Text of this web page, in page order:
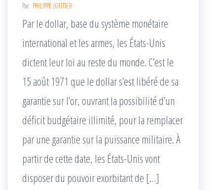
Par PHILIPPE JOUTIER
Par le dollar, base du système monétaire
international et les armes, les États-Unis
dictent leur loi au reste du monde. C’est le
15 août 1971 que le dollar s’est libéré de sa
garantie sur l’or, ouvrant la possibilité d’un
déficit budgétaire illimité, pour la remplacer
par une garantie sur la puissance militaire. À
partir de cette date, les États-Unis vont
disposer du pouvoir exorbitant de […]